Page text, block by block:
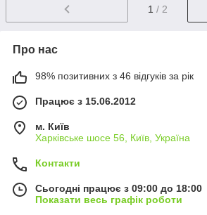
1 / 2
Про нас
98% позитивних з 46 відгуків за рік
Працює з 15.06.2012
м. Київ
Харківське шосе 56, Київ, Україна
Контакти
Сьогодні працює з 09:00 до 18:00
Показати весь графік роботи